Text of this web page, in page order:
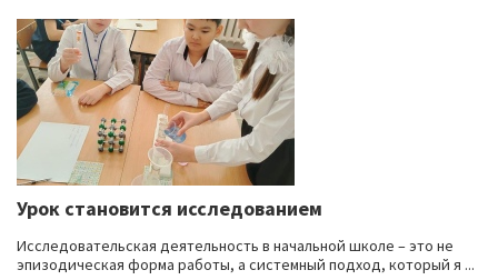
Урок становится исследованием
Исследовательская деятельность в начальной школе – это не
эпизодическая форма работы, а системный подход, который я ...